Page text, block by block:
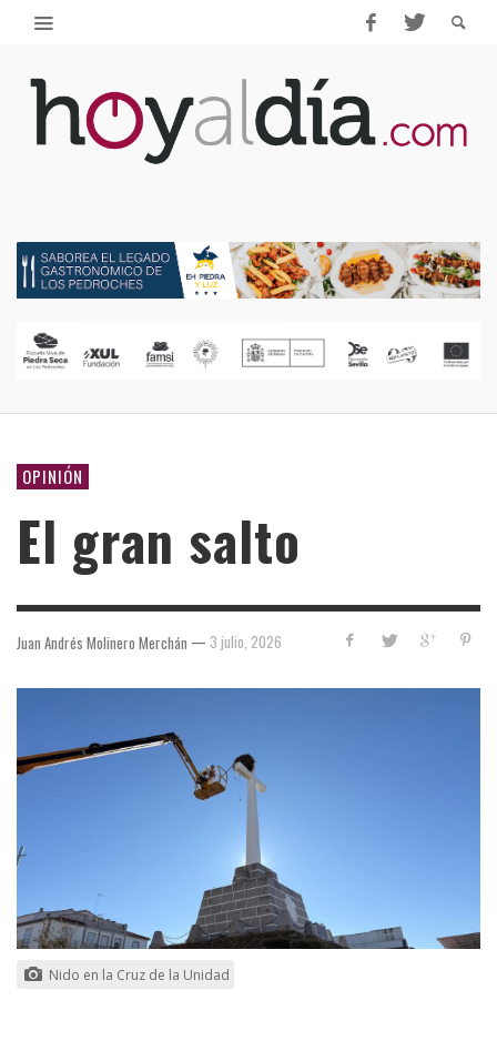
OPINIÓN
El gran salto
Juan Andrés Molinero Merchán — 3 julio, 2026
Nido en la Cruz de la Unidad